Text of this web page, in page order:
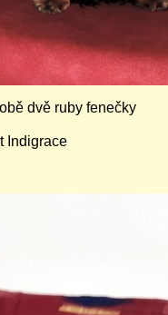
dvě ruby fenečky
Indigrace